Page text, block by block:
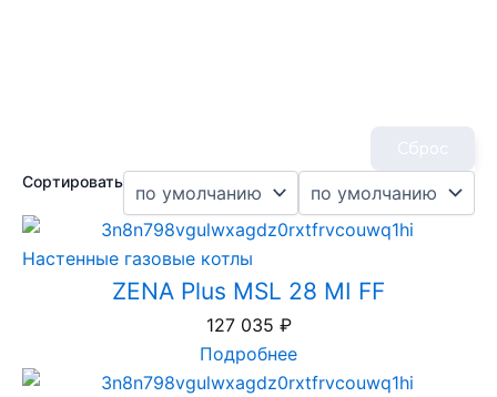
Сортировать
Настенные газовые котлы
ZENA Plus MSL 28 MI FF
127 035 ₽
Подробнее